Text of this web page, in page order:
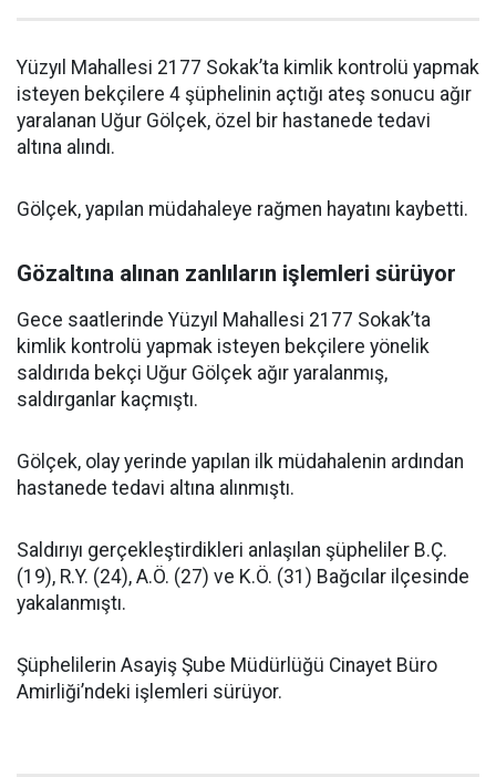
Yüzyıl Mahallesi 2177 Sokak’ta kimlik kontrolü yapmak
isteyen bekçilere 4 şüphelinin açtığı ateş sonucu ağır
yaralanan Uğur Gölçek, özel bir hastanede tedavi
altına alındı.
Gölçek, yapılan müdahaleye rağmen hayatını kaybetti.
Gözaltına alınan zanlıların işlemleri sürüyor
Gece saatlerinde Yüzyıl Mahallesi 2177 Sokak’ta
kimlik kontrolü yapmak isteyen bekçilere yönelik
saldırıda bekçi Uğur Gölçek ağır yaralanmış,
saldırganlar kaçmıştı.
Gölçek, olay yerinde yapılan ilk müdahalenin ardından
hastanede tedavi altına alınmıştı.
Saldırıyı gerçekleştirdikleri anlaşılan şüpheliler B.Ç.
(19), R.Y. (24), A.Ö. (27) ve K.Ö. (31) Bağcılar ilçesinde
yakalanmıştı.
Şüphelilerin Asayiş Şube Müdürlüğü Cinayet Büro
Amirliği’ndeki işlemleri sürüyor.